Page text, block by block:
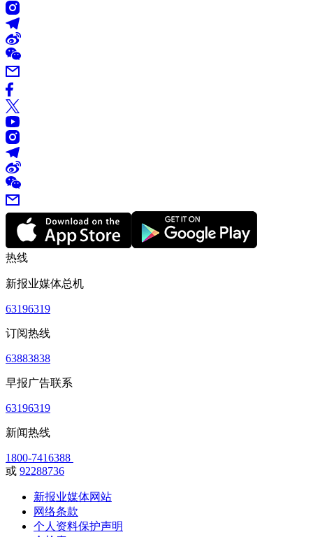
热线
新报业媒体总机
63196319
订阅热线
63883838
早报广告联系
63196319
新闻热线
1800-7416388
或 92288736
新报业媒体网站
网络条款
个人资料保护声明